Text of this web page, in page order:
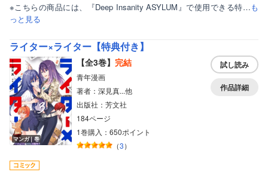
※こちらの商品には、『Deep Insanity ASYLUM』で使用できる特…も
っと見る
ライター×ライター【特典付き】
マンガ｜巻
【全3巻】 完結
青年漫画
著者：深見真...他
出版社：芳文社
184ページ
1巻購入：650ポイント
（3）
試し読み
作品詳細